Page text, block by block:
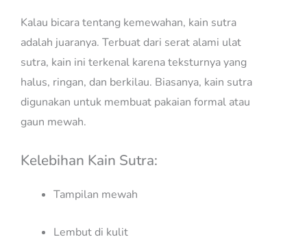
Kalau bicara tentang kemewahan, kain sutra
adalah juaranya. Terbuat dari serat alami ulat
sutra, kain ini terkenal karena teksturnya yang
halus, ringan, dan berkilau. Biasanya, kain sutra
digunakan untuk membuat pakaian formal atau
gaun mewah.
Kelebihan Kain Sutra:
Tampilan mewah
Lembut di kulit